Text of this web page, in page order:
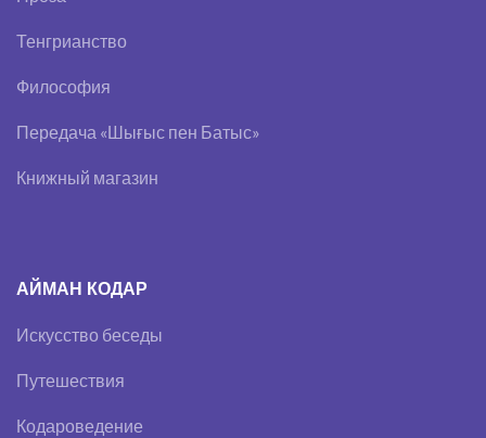
Тенгрианство
Философия
Передача «Шығыс пен Батыс»
Книжный магазин
АЙМАН КОДАР
Искусство беседы
Путешествия
Кодароведение